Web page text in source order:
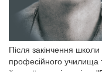
Після закінчення
професійного училища